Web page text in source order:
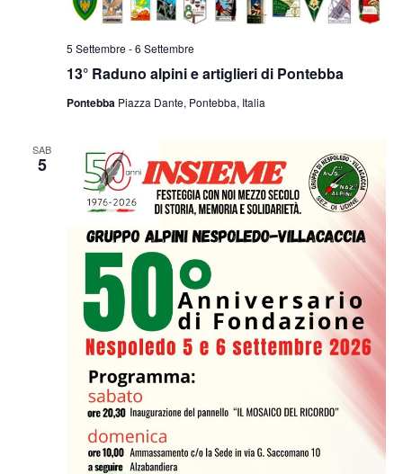
13° Raduno alpini e artiglieri di Pontebba
5 Settembre -6 Settembre
Pontebba Piazza Dante, Pontebba, Italia
SAB
5